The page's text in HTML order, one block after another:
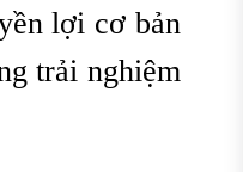
lợi cơ bản
trải nghiệm